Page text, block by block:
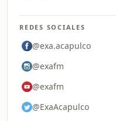
REDES SOCIALES
@exa.acapulco
@exafm
@exafm
@ExaAcapulco